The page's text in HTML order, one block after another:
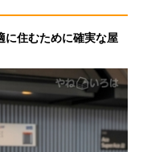
に住むために確実な屋